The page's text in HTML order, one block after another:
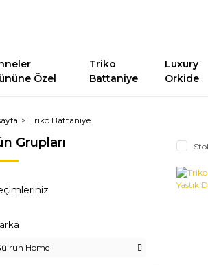
Özel
Triko
Battaniye
Luxury
Orkide
Triko Battaniye
Grupları
Home